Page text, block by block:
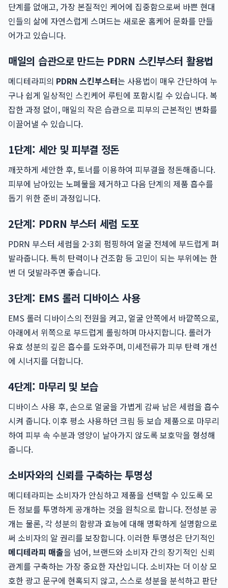
단계를 없애고, 가장 본질적인 케어에 집중함으로써 바쁜 현대
인들의 삶에 자연스럽게 스며드는 새로운 홈케어 문화를 만들
어가고 있습니다.
매일의 습관으로 만드는 PDRN 스킨부스터 활용법
메디테라피의 PDRN 스킨부스터는 사용법이 매우 간단하여 누
구나 쉽게 일상적인 스킨케어 루틴에 포함시킬 수 있습니다. 복
잡한 과정 없이, 매일의 작은 습관으로 피부의 근본적인 변화를
이끌어낼 수 있습니다.
1단계: 세안 및 피부결 정돈
깨끗하게 세안한 후, 토너를 이용하여 피부결을 정돈해줍니다.
피부에 남아있는 노폐물을 제거하고 다음 단계의 제품 흡수를
돕기 위한 준비 과정입니다.
2단계: PDRN 부스터 세럼 도포
PDRN 부스터 세럼을 2-3회 펌핑하여 얼굴 전체에 부드럽게 펴
발라줍니다. 특히 탄력이나 건조함 등 고민이 되는 부위에는 한
번 더 덧발라주면 좋습니다.
3단계: EMS 롤러 디바이스 사용
EMS 롤러 디바이스의 전원을 켜고, 얼굴 안쪽에서 바깥쪽으로,
아래에서 위쪽으로 부드럽게 롤링하며 마사지합니다. 롤러가
유효 성분의 깊은 흡수를 도와주며, 미세전류가 피부 탄력 개선
에 시너지를 더합니다.
4단계: 마무리 및 보습
디바이스 사용 후, 손으로 얼굴을 가볍게 감싸 남은 세럼을 흡수
시켜 줍니다. 이후 평소 사용하던 크림 등 보습 제품으로 마무리
하여 피부 속 수분과 영양이 날아가지 않도록 보호막을 형성해
줍니다.
소비자와의 신뢰를 구축하는 투명성
메디테라피는 소비자가 안심하고 제품을 선택할 수 있도록 모
든 정보를 투명하게 공개하는 것을 원칙으로 합니다. 전성분 공
개는 물론, 각 성분의 함량과 효능에 대해 명확하게 설명함으로
써 소비자의 알 권리를 보장합니다. 이러한 투명성은 단기적인
메디테라피 매출을 넘어, 브랜드와 소비자 간의 장기적인 신뢰
관계를 구축하는 가장 중요한 자산입니다. 소비자는 더 이상 모
호한 광고 문구에 현혹되지 않고, 스스로 성분을 분석하고 판단